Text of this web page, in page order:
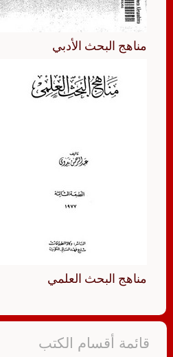
مناهج البحث الأدبي
مناهج البحث العلمي
قائمة أقسام الكتب